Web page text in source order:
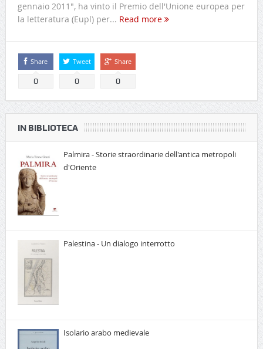
gennaio 2011", ha vinto il Premio dell'Unione europea per
la letteratura (Eupl) per... Read more
Share
0
Tweet
0
Share
0
IN BIBLIOTECA
Palmira - Storie straordinarie dell'antica metropoli
d'Oriente
Palestina - Un dialogo interrotto
Isolario arabo medievale